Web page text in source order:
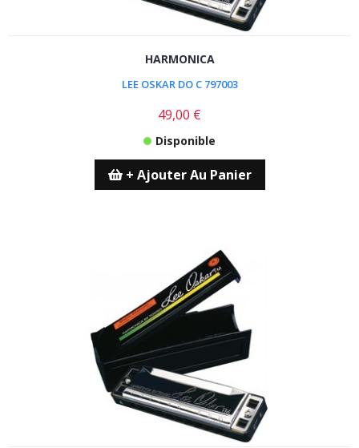
HARMONICA
LEE OSKAR DO C 797003
49,00 €
Disponible
+ Ajouter Au Panier